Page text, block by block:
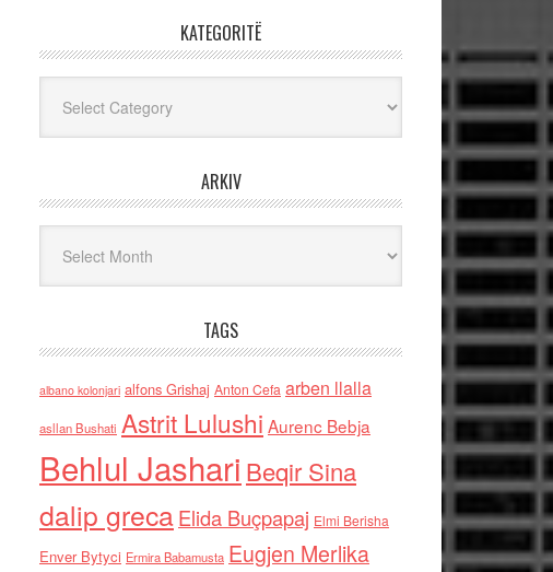
KATEGORITË
ARKIV
TAGS
albano kolonjari alfons Grishaj Anton Cefa arben llalla
asllan Bushati Astrit Lulushi Aurenc Bebja
Behlul Jashari Beqir Sina
dalip grecaElida Buçpapaj Elmi Berisha
Enver Bytyci Ermira Babamusta Eugjen Merlika